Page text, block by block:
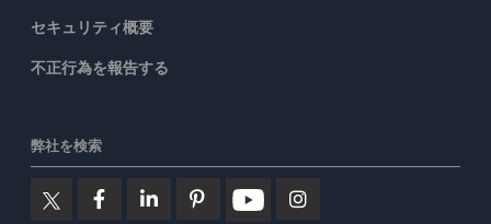
セキュリティ概要
不正行為を報告する
弊社を検索